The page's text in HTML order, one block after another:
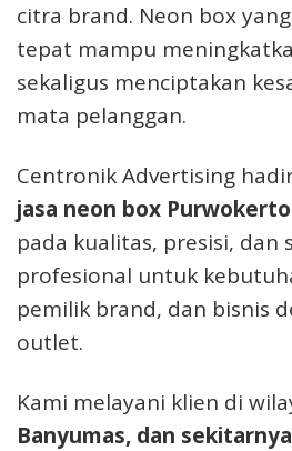
citra brand. Neon box
tepat mampu
sekaligus menciptakan
mata pelanggan.
Centronik Advertising
jasa neon box Purwokerto
pada kualitas, presisi, dan
profesional untuk
pemilik brand, dan bisnis
outlet.
Kami melayani klien di
Banyumas, dan sekitarnya